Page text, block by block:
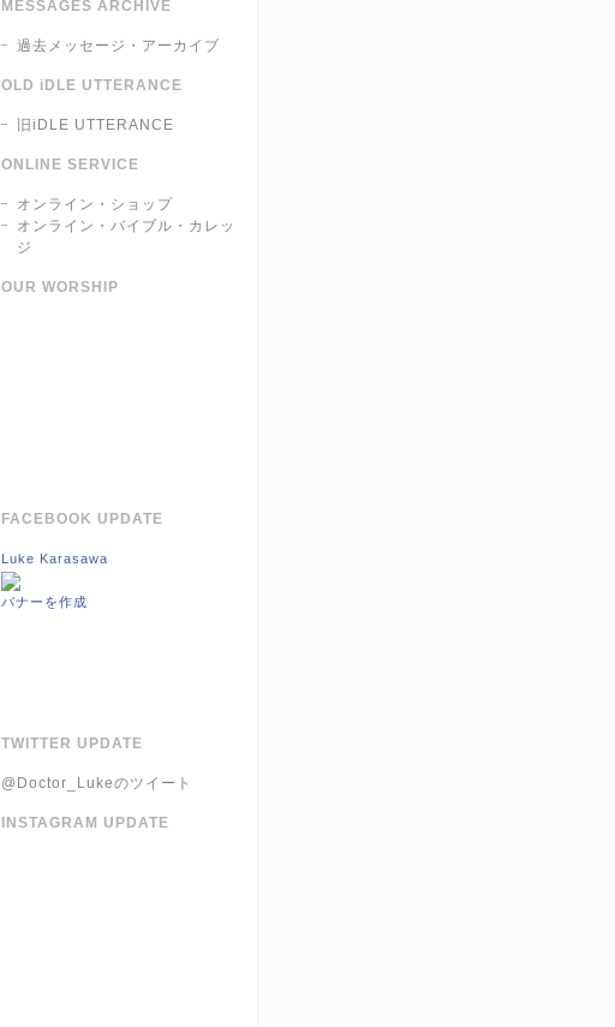
MESSAGES ARCHIVE
過去メッセージ・アーカイブ
OLD iDLE UTTERANCE
旧iDLE UTTERANCE
ONLINE SERVICE
オンライン・ショップ
オンライン・バイブル・カレッ
ジ
OUR WORSHIP
FACEBOOK UPDATE
Luke Karasawa
バナーを作成
TWITTER UPDATE
@Doctor_Lukeのツイート
INSTAGRAM UPDATE